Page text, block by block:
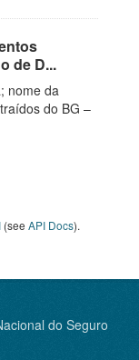
de D...
nome da
do BG –
(see API Docs).
do Seguro